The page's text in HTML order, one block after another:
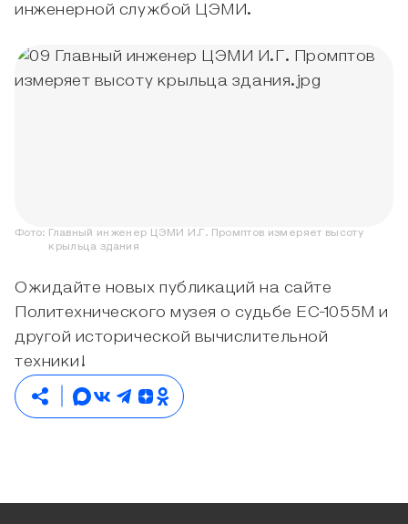
инженерной службой ЦЭМИ.
Фото: Главный инженер ЦЭМИ И.Г. Промптов измеряет высоту
крыльца здания
Ожидайте новых публикаций на сайте
Политехнического музея о судьбе ЕС-1055М и
другой исторической вычислительной
техники!